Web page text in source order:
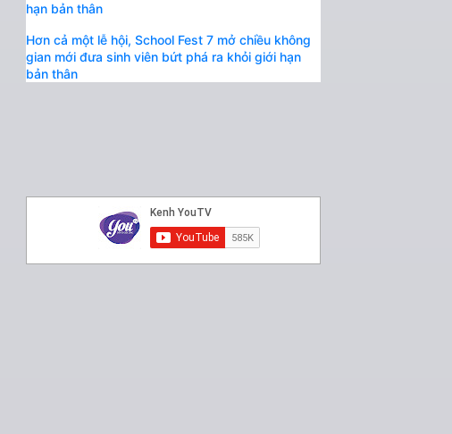
Hơn cả một lễ hội, School Fest 7 mở chiều không
gian mới đưa sinh viên bứt phá ra khỏi giới hạn
bản thân